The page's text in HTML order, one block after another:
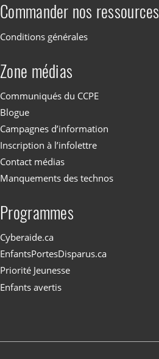
Commander nos ressources
Conditions générales
Zone médias
Communiqués du CCPE
Blogue
Campagnes d’information
Inscription à l’infolettre
Contact médias
Manquements des technos
Programmes
Cyberaide.ca
EnfantsPortesDisparus.ca
Priorité Jeunesse
Enfants avertis